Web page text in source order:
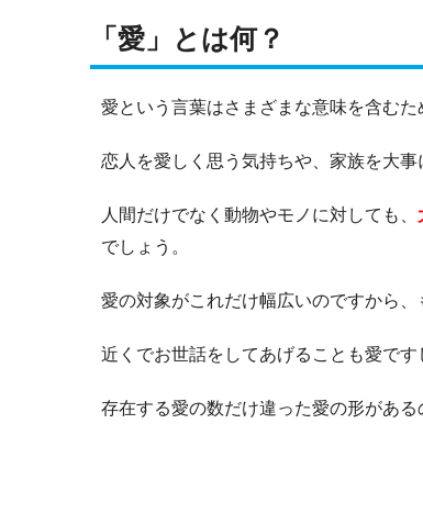
「愛」とは何？
愛という言葉はさまざまな意味を含むた
恋人を愛しく思う気持ちや、家族を大
人間だけでなく動物やモノに対しても、
でしょう。
愛の対象がこれだけ幅広いのですから
近くでお世話をしてあげることも愛で
存在する愛の数だけ違った愛の形がある